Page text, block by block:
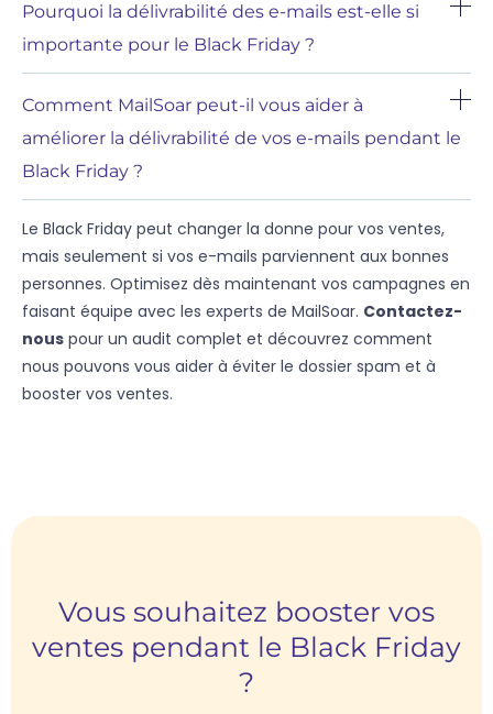
Pourquoi la délivrabilité des e-mails est-elle si
importante pour le Black Friday ?
Comment MailSoar peut-il vous aider à
améliorer la délivrabilité de vos e-mails pendant le
Black Friday ?
Le Black Friday peut changer la donne pour vos ventes,
mais seulement si vos e-mails parviennent aux bonnes
personnes. Optimisez dès maintenant vos campagnes en
faisant équipe avec les experts de MailSoar. Contactez-
nous pour un audit complet et découvrez comment
nous pouvons vous aider à éviter le dossier spam et à
booster vos ventes.
Vous souhaitez booster vos
ventes pendant le Black Friday
?